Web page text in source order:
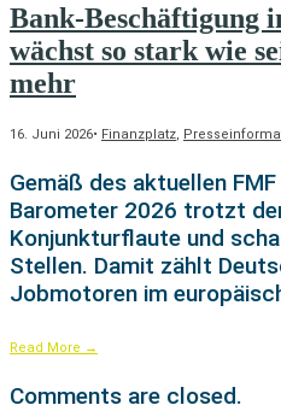
Bank-Beschäftigung
wächst so stark wie
mehr
16. Juni 2026• Finanzplatz,
Gemäß des aktuellen
Barometer 2026 trotzt
Konjunkturflaute und
Stellen. Damit zählt
Jobmotoren im
Read More →
Comments are closed.